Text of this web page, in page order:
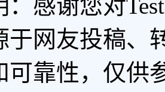
：感谢您对
于网友投稿、
可靠性，仅供